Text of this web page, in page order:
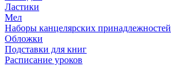
Ластики
Мел
Наборы канцелярских принадлежностей
Обложки
Подставки для книг
Расписание уроков